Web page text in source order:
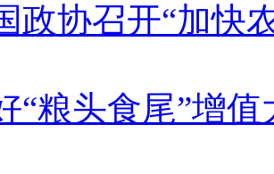
政协召开“加快
“粮头食尾”增值